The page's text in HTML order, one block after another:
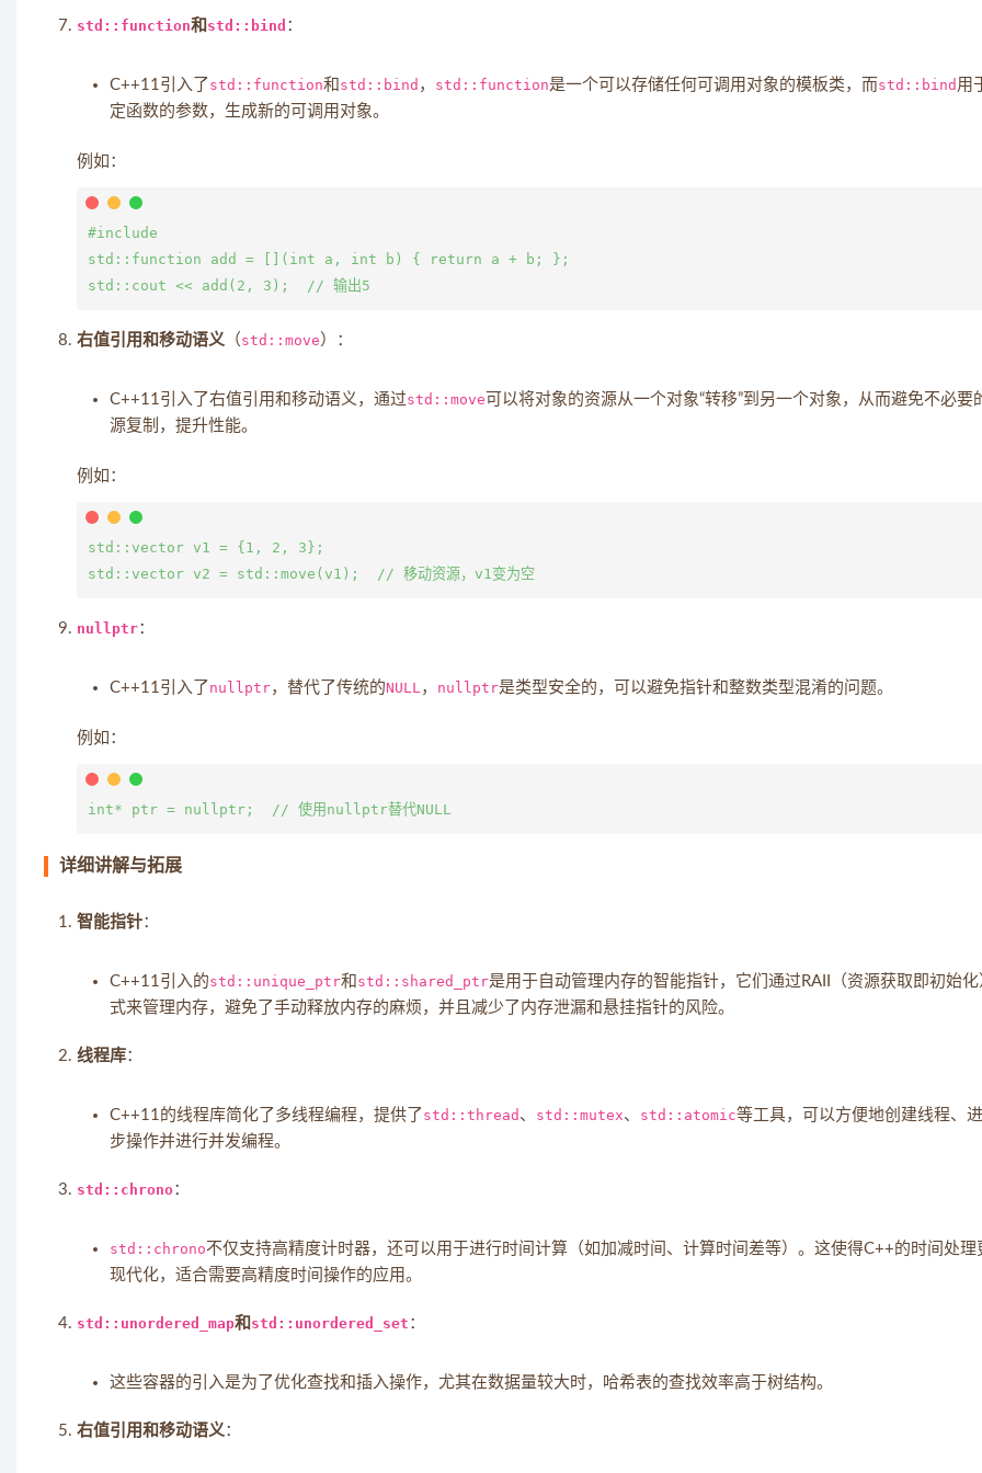
std::function和 std::bind ：
C++11引入了 std::function和 std::bind ， std::function是一个可以存储任何可调用对象的模板类，而std::bind 用
定函数的参数，生成新的可调用对象。
例如：
#include
std::function add = [](int a, int b) { return a + b; };
右值引用和移动语义 （std::move）：
C++11引入了右值引用和移动语义，通过std::move 可以将对象的资源从一个对象“转移”到另一个对象，从而避免不必要
源复制，提升性能。
例如：
std::vector v1 = {1, 2, 3};
std::vector
nullptr：
C++11引入了 nullptr，替代了传统的NULL， nullptr是类型安全的，可以避免指针和整数类型混淆的问题。
例如：
详细讲解与拓展
智能指针：
C++11引入的std::unique_ptr和 std::shared_ptr是用于自动管理内存的智能指针，它们通过RAII（资源获取即初始化
式来管理内存，避免了手动释放内存的麻烦，并且减少了内存泄漏和悬挂指针的风险。
线程库：
C++11的线程库简化了多线程编程，提供了 std::thread 、 std::mutex、 std::atomic等工具，可以方便地创建线程、
步操作并进行并发编程。
std::chrono：
std::chrono不仅支持高精度计时器，还可以用于进行时间计算（如加减时间、计算时间差等）。这使得C++的时间处理
现代化，适合需要高精度时间操作的应用。
std::unordered_map和 std::unordered_set ：
这些容器的引入是为了优化查找和插入操作，尤其在数据量较大时，哈希表的查找效率高于树结构。
右值引用和移动语义：